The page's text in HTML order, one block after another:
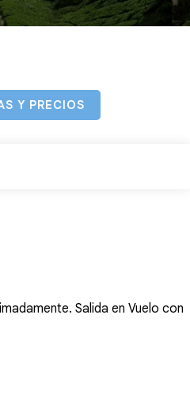
Y PRECIOS
Salida en Vuelo con